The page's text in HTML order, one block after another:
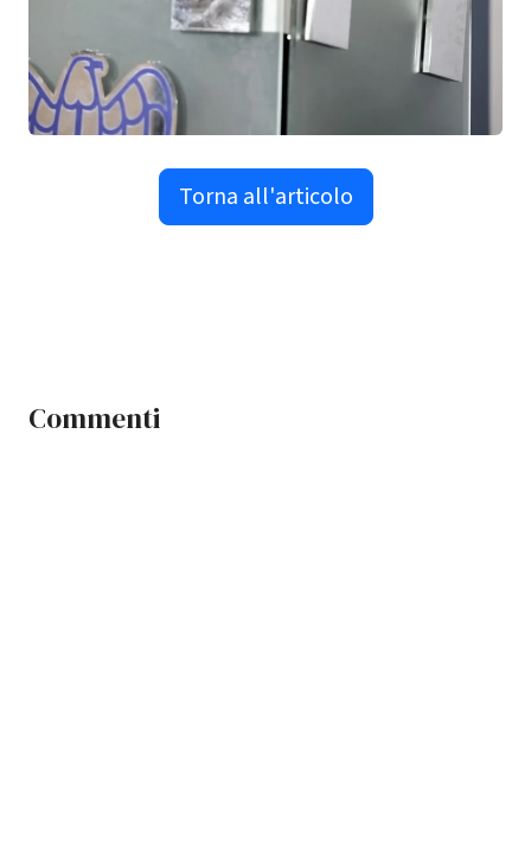
Torna all'articolo
Commenti